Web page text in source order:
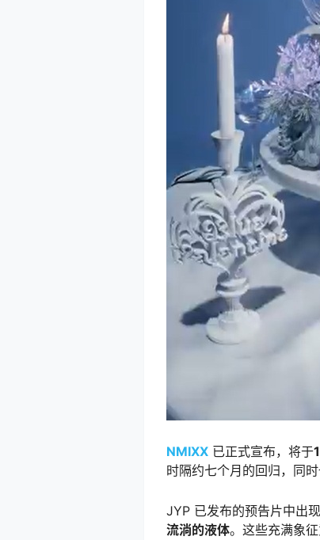
NMIXX 已正式宣布，将于
时隔约七个月的回归，同
JYP 已发布的预告片中出
流淌的液体。这些充满象